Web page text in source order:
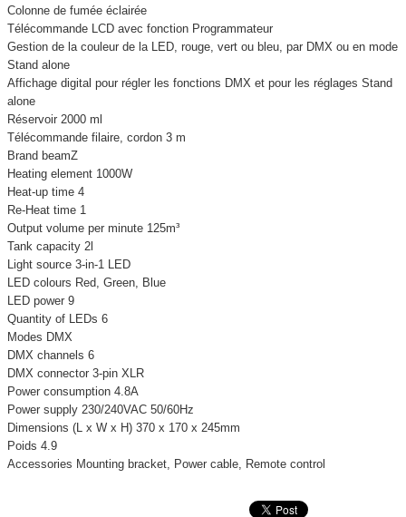
Colonne de fumée éclairée
Télécommande LCD avec fonction Programmateur
Gestion de la couleur de la LED, rouge, vert ou bleu, par DMX ou en mode
Stand alone
Affichage digital pour régler les fonctions DMX et pour les réglages Stand
alone
Réservoir 2000 ml
Télécommande filaire, cordon 3 m
Brand beamZ
Heating element 1000W
Heat-up time 4
Re-Heat time 1
Output volume per minute 125m³
Tank capacity 2l
Light source 3-in-1 LED
LED colours Red, Green, Blue
LED power 9
Quantity of LEDs 6
Modes DMX
DMX channels 6
DMX connector 3-pin XLR
Power consumption 4.8A
Power supply 230/240VAC 50/60Hz
Dimensions (L x W x H) 370 x 170 x 245mm
Poids 4.9
Accessories Mounting bracket, Power cable, Remote control